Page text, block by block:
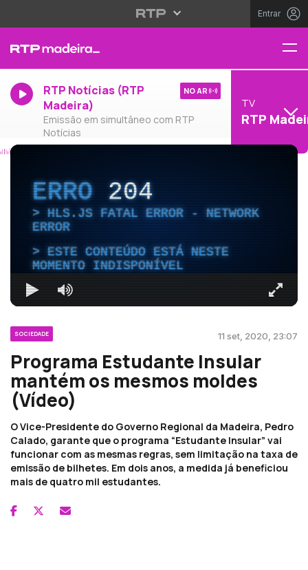
Entrar
RTP Notícias (RTP
Madeira)
Emissão em simultâneo com RTP
Notícias
NO AR
TV
RTP
ERRO204
HLS.JS FATAL ERROR - NETWORK
ERROR
ESTE CONTEÚDO ESTÁ NESTE
MOMENTO INDISPONÍVEL
SOCIEDADE 11 set, 2020, 23:07
Programa Estudante Insular
mantém os mesmos moldes
(Vídeo)
O Vice-Presidente do Governo Regional da Madeira, Pedro
Calado, garante que o programa “Estudante Insular” vai
funcionar com as mesmas regras, sem limitação na taxa de
emissão de bilhetes. Em dois anos, a medida já beneficiou
mais de quatro mil estudantes.